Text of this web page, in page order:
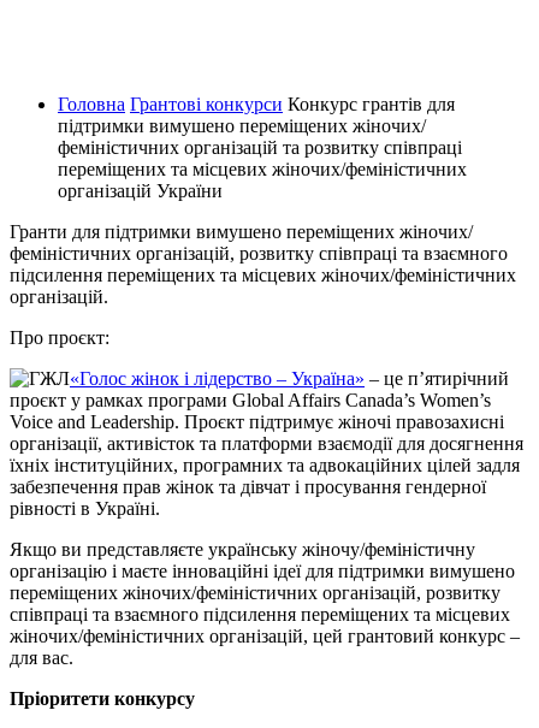
Головна Грантові конкурси Конкурс грантів для
підтримки вимушено переміщених жіночих/
феміністичних організацій та розвитку співпраці
переміщених та місцевих жіночих/феміністичних
організацій України
Гранти для підтримки вимушено переміщених жіночих/
феміністичних організацій, розвитку співпраці та взаємного
підсилення переміщених та місцевих жіночих/феміністичних
організацій.
Про проєкт:
«Голос жінок і лідерство – Україна» – це п’ятирічний
проєкт у рамках програми Global Affairs Canada’s Women’s
Voice and Leadership. Проєкт підтримує жіночі правозахисні
організації, активісток та платформи взаємодії для досягнення
їхніх інституційних, програмних та адвокаційних цілей задля
забезпечення прав жінок та дівчат і просування гендерної
рівності в Україні.
Якщо ви представляєте українську жіночу/феміністичну
організацію і маєте інноваційні ідеї для підтримки вимушено
переміщених жіночих/феміністичних організацій, розвитку
співпраці та взаємного підсилення переміщених та місцевих
жіночих/феміністичних організацій, цей грантовий конкурс –
для вас.
Пріоритети конкурсу